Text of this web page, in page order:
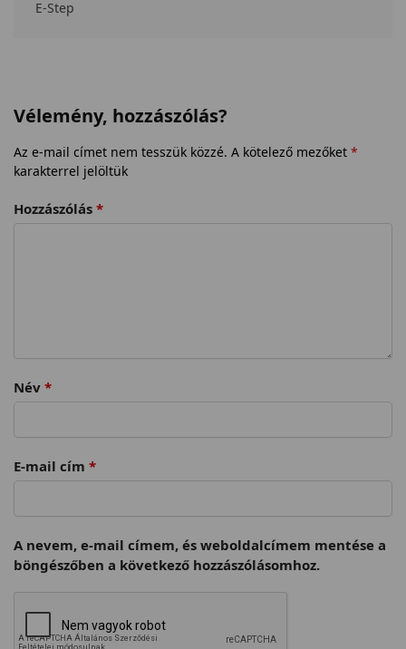
E-Step
Vélemény, hozzászólás?
Az e-mail címet nem tesszük közzé. A kötelező mezőket *
karakterrel jelöltük
Hozzászólás *
Név *
E-mail cím *
A nevem, e-mail címem, és weboldalcímem mentése a
böngészőben a következő hozzászólásomhoz.